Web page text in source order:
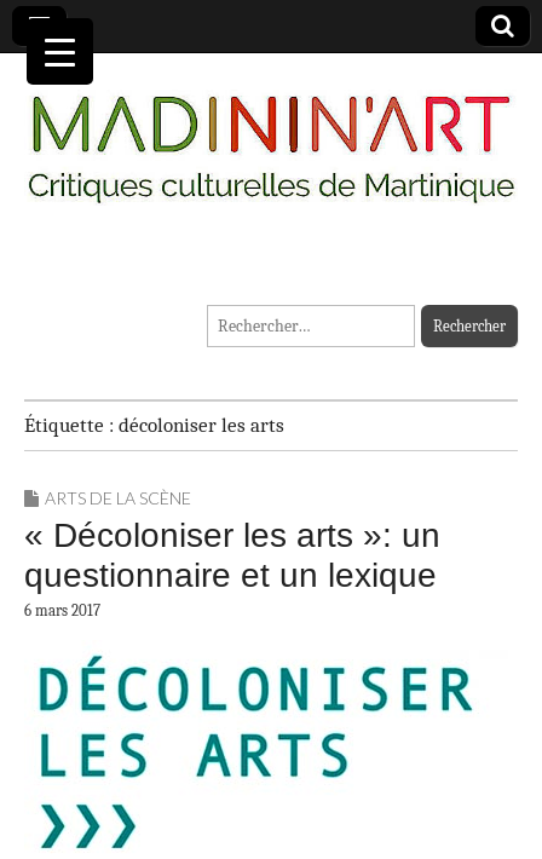
MADININ'ART
Rechercher :
Étiquette : décoloniser les arts
ARTS DE LA SCÈNE
« Décoloniser les arts »: un
questionnaire et un lexique
6 mars 2017